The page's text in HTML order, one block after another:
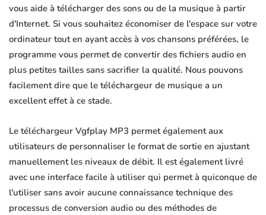
vous aide à télécharger des sons ou de la musique à partir
d'Internet. Si vous souhaitez économiser de l'espace sur votre
ordinateur tout en ayant accès à vos chansons préférées, le
programme vous permet de convertir des fichiers audio en
plus petites tailles sans sacrifier la qualité. Nous pouvons
facilement dire que le téléchargeur de musique a un
excellent effet à ce stade.
Le téléchargeur Vgfplay MP3 permet également aux
utilisateurs de personnaliser le format de sortie en ajustant
manuellement les niveaux de débit. Il est également livré
avec une interface facile à utiliser qui permet à quiconque de
l'utiliser sans avoir aucune connaissance technique des
processus de conversion audio ou des méthodes de